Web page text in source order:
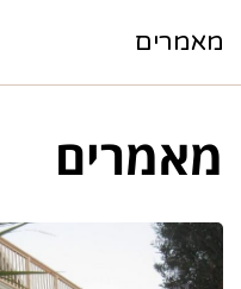
מאמרים
מאמרים